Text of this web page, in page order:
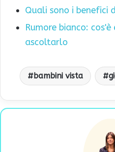
Quali sono i benefici
Rumore bianco:
ascoltarlo
bambini vista